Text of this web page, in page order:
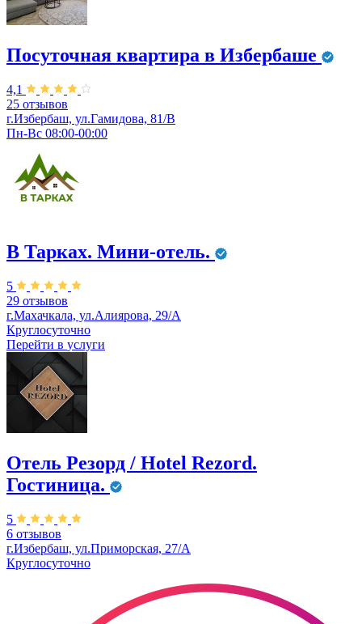
Посуточная квартира в Избербаше
4,1
25 отзывов
г.Избербаш, ул.Гамидова, 81/В
Пн-Вс 08:00-00:00
В Тарках. Мини-отель.
5
29 отзывов
г.Махачкала, ул.Алиярова, 29/А
Круглосуточно
Перейти в услуги
Отель Резорд / Hotel Rezord.
Гостиница.
5
6 отзывов
г.Избербаш, ул.Приморская, 27/А
Круглосуточно